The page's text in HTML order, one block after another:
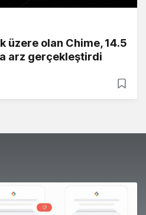
üzere olan Chime, 14.5
arz gerçekleştirdi